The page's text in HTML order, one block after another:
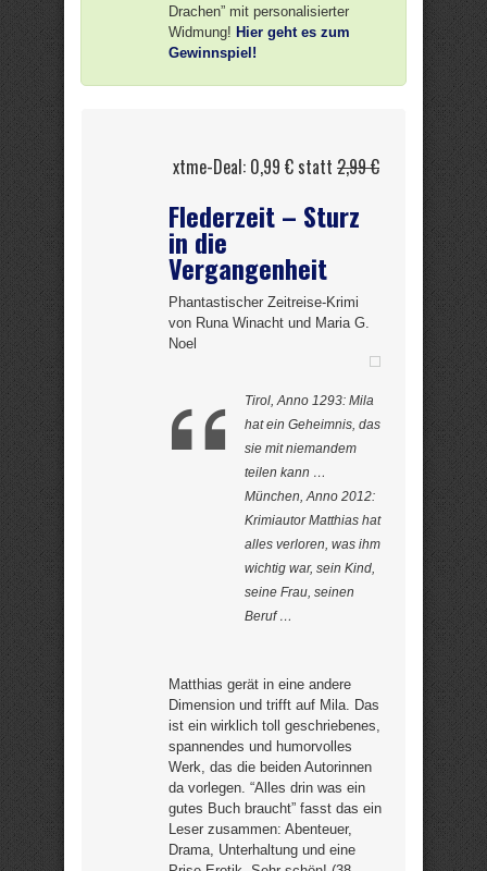
Drachen” mit personalisierter
Widmung! Hier geht es zum
Gewinnspiel!
xtme-Deal: 0,99 € statt 2,99 €
Flederzeit – Sturz
in die
Vergangenheit
Phantastischer Zeitreise-Krimi
von Runa Winacht und Maria G.
Noel
Tirol, Anno 1293: Mila
hat ein Geheimnis, das
sie mit niemandem
teilen kann …
München, Anno 2012:
Krimiautor Matthias hat
alles verloren, was ihm
wichtig war, sein Kind,
seine Frau, seinen
Beruf …
Matthias gerät in eine andere
Dimension und trifft auf Mila. Das
ist ein wirklich toll geschriebenes,
spannendes und humorvolles
Werk, das die beiden Autorinnen
da vorlegen. “Alles drin was ein
gutes Buch braucht” fasst das ein
Leser zusammen: Abenteuer,
Drama, Unterhaltung und eine